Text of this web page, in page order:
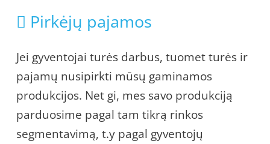
 Pirkėjų pajamos
Jei gyventojai turės darbus, tuomet turės ir
pajamų nusipirkti mūsų gaminamos
produkcijos. Net gi, mes savo produkciją
parduosime pagal tam tikrą rinkos
segmentavimą, t.y pagal gyventojų